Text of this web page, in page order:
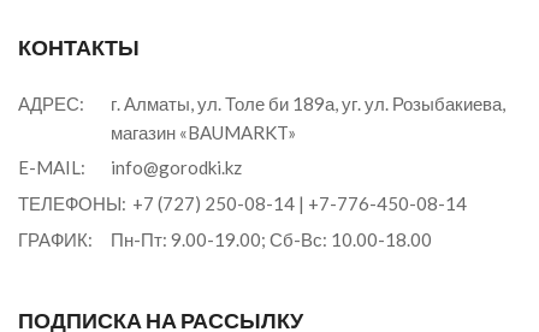
КОНТАКТЫ
АДРЕС:
г. Алматы, ул. Толе би 189а, уг. ул. Розыбакиева,
магазин «BAUMARKT»
E-MAIL:
info@gorodki.kz
ТЕЛЕФОНЫ: +7 (727) 250-08-14 | +7-776-450-08-14
ГРАФИК:
Пн-Пт: 9.00-19.00; Сб-Вс: 10.00-18.00
ПОДПИСКА НА РАССЫЛКУ